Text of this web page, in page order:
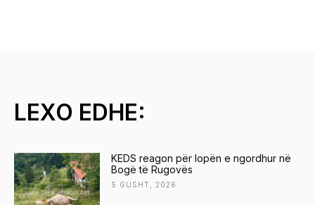
LEXO EDHE:
KEDS reagon për lopën e ngordhur në
Bogë të Rugovës
5 GUSHT, 2026